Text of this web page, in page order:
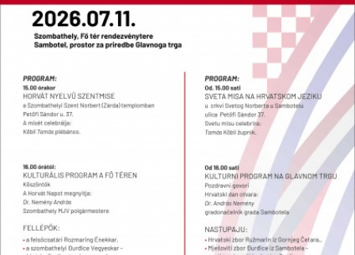
Szállás
Szabadidő